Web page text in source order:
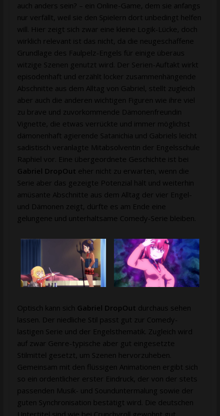
auch anders sein? – ein Online-Game, dem sie anfangs
nur verfällt, weil sie den Spielern dort unbedingt helfen
will. Hier zeigt sich zwar eine kleine Logik-Lücke, doch
wirklich relevant ist das nicht, da die neugeschaffene
Grundlage des Faulpelz-Engels für einige überaus
witzige Szenen genutzt wird. Der Serien-Auftakt wirkt
episodenhaft und erzählt locker zusammenhängende
Abschnitte aus dem Alltag von Gabriel, stellt zugleich
aber auch die anderen wichtigen Figuren wie ihre viel
zu brave und zuvorkommende Dämonenfreundin
Vignette, die etwas verrückte und immer möglichst
dämonenhaft agierende Satanichia und Gabriels leicht
sadistisch veranlagte Mitabsolventin der Engelsschule
Raphiel vor. Eine übergeordnete Geschichte ist bei
Gabriel DropOut eher nicht zu erwarten, wenn die
Serie aber das gezeigte Potenzial hält und weiterhin
amüsante Abschnitte aus dem Alltag der vier Engel-
und Dämonen zeigt, dürfte es am Ende eine
gelungene und unterhaltsame Comedy-Serie bleiben.
Optisch kann sich Gabriel DropOut durchaus sehen
lassen. Der niedliche Stil passt gut zur Comedy-
lastigen Serie und der Engelsthematik. Zugleich wird
auf zwar Genre-typische aber gut eingesetzte
Stilmittel gesetzt, um Szenen hervorzuheben.
Gemeinsam mit den flüssigen Animationen ergibt sich
so ein ordentlicher erster Eindruck, der von der stets
passenden Musik- und Sounduntermalung sowie der
guten Synchronisation bestätigt wird. Die deutschen